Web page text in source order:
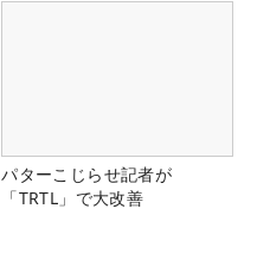
パターこじらせ記者が
「TRTL」で大改善